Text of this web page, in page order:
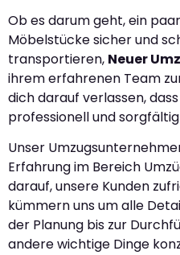
Ob es darum geht, ein
Möbelstücke sicher und
transportieren, Neuer
ihrem erfahrenen Team
dich darauf verlassen,
professionell und
Unser
Erfahrung im Bereich
darauf, unsere Kunden
kümmern uns um alle
der Planung bis zur
andere wichtige Dinge